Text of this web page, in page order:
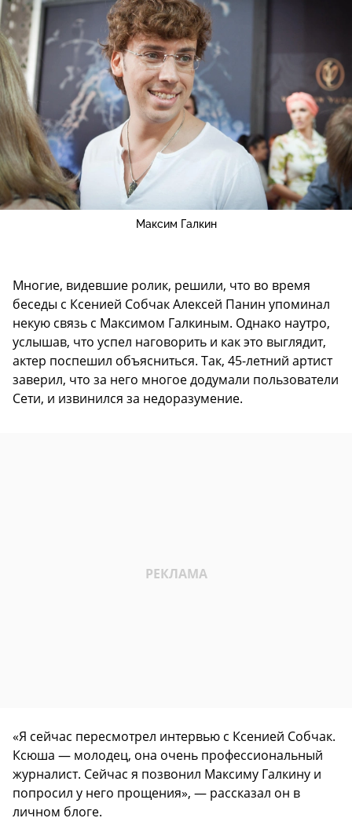
Максим Галкин
Многие, видевшие ролик, решили, что во время
беседы с Ксенией Собчак Алексей Панин упоминал
некую связь с Максимом Галкиным. Однако наутро,
услышав, что успел наговорить и как это выглядит,
актер поспешил объясниться. Так, 45-летний артист
заверил, что за него многое додумали пользователи
Сети, и извинился за недоразумение.
«Я сейчас пересмотрел интервью с Ксенией Собчак.
Ксюша — молодец, она очень профессиональный
журналист. Сейчас я позвонил Максиму Галкину и
попросил у него прощения», — рассказал он в
личном блоге.